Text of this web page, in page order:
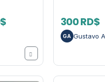
300 RD$
GA Gustavo